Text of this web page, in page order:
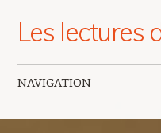
Les lectures
NAVIGATION